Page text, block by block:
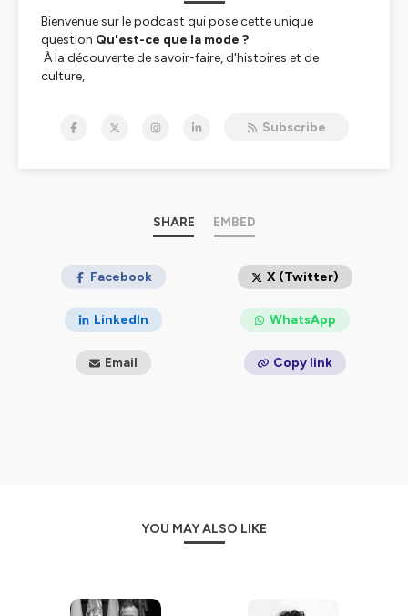
Bienvenue sur le podcast qui pose cette unique
question Qu'est-ce que la mode ?
À la découverte de savoir-faire, d'histoires et de
culture,
Comprendre ce qu'est la mode, c'est apprendre de l'être
Hébergé par Ausha. Visitez
ausha.co/politique-de-
pour plus d'informations.
Subscribe
SHARE EMBED
Facebook X (Twitter)
LinkedIn WhatsApp
Email Copy link
YOU MAY ALSO LIKE